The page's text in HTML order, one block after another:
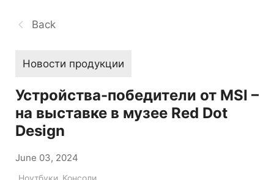
Back
Новости продукции
Устройства-победители от MSI –
на выставке в музее Red Dot
Design
June 03, 2024
Ноутбуки, Консоли